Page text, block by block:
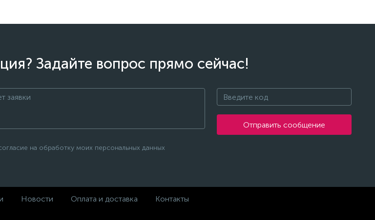
Задайте вопрос прямо сейчас!
Отправить сообщение
на обработку моих персональных данных
Новости Оплата и доставка Контакты